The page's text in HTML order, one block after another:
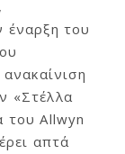
έναρξη του
«Στέλλα
του Allwyn
απτά